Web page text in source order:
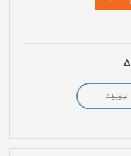
15.37